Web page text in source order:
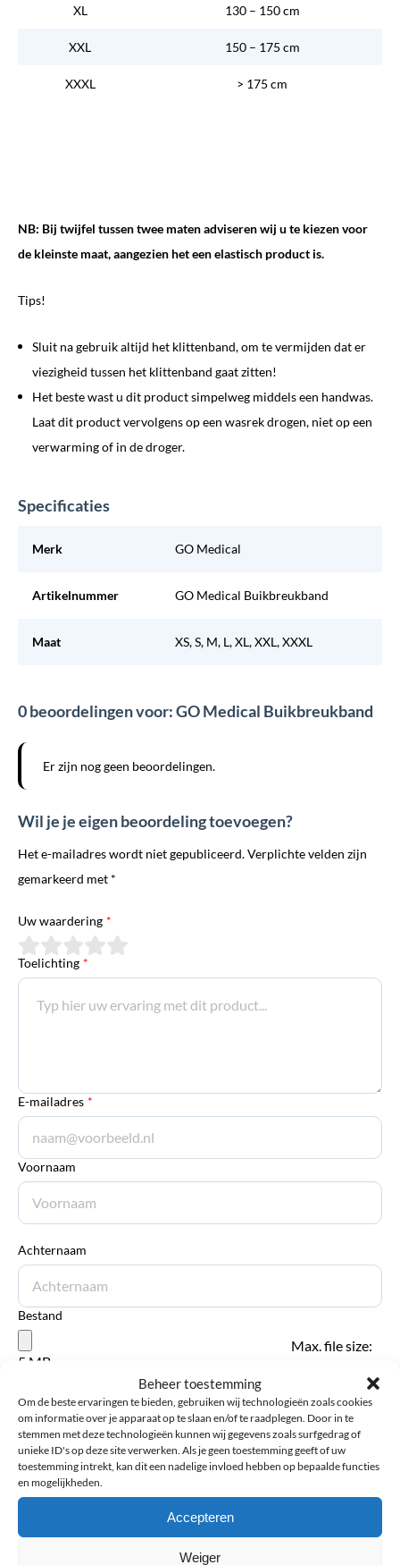
Beheer toestemming
Om de beste ervaringen te bieden, gebruiken wij technologieën zoals cookies
om informatie over je apparaat op te slaan en/of te raadplegen. Door in te
stemmen met deze technologieën kunnen wij gegevens zoals surfgedrag of
unieke ID's op deze site verwerken. Als je geen toestemming geeft of uw
toestemming intrekt, kan dit een nadelige invloed hebben op bepaalde functies
en mogelijkheden.
Accepteren
Weiger
XL 130 – 150 cm
XXL 150 – 175 cm
XXXL > 175 cm
NB: Bij twijfel tussen twee maten adviseren wij u te kiezen voor
de kleinste maat, aangezien het een elastisch product is.
Tips!
Sluit na gebruik altijd het klittenband, om te vermijden dat er
viezigheid tussen het klittenband gaat zitten!
Het beste wast u dit product simpelweg middels een handwas.
Laat dit product vervolgens op een wasrek drogen, niet op een
verwarming of in de droger.
Specificaties
Merk GO Medical
Artikelnummer GO Medical Buikbreukband
Maat XS, S, M, L, XL, XXL, XXXL
0 beoordelingen voor: GO Medical Buikbreukband
Er zijn nog geen beoordelingen.
Wil je je eigen beoordeling toevoegen?
Het e-mailadres wordt niet gepubliceerd. Verplichte velden zijn
gemarkeerd met *
Uw waardering *
Toelichting *
E-mailadres *
Voornaam
Achternaam
Bestand
Max. file size:
5 MB.
Verstuur review